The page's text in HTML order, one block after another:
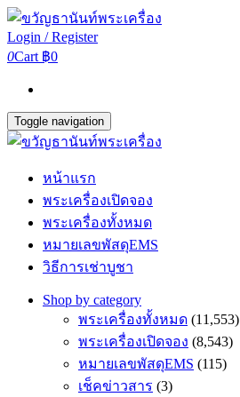
Login / Register
0Cart ฿0
Toggle navigation
หน้าแรก
พระเครื่องเปิดจอง
พระเครื่องทั้งหมด
หมายเลขพัสดุEMS
วิธีการเช่าบูชา
Shop by category
พระเครื่องทั้งหมด (11,553)
พระเครื่องเปิดจอง (8,543)
หมายเลขพัสดุEMS (115)
เช็คข่าวสาร (3)